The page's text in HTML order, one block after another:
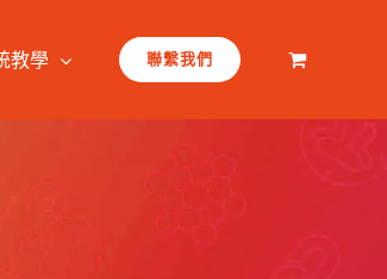
教學 聯繫我們